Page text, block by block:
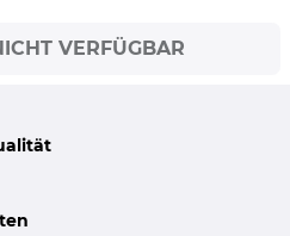
VERFÜGBAR